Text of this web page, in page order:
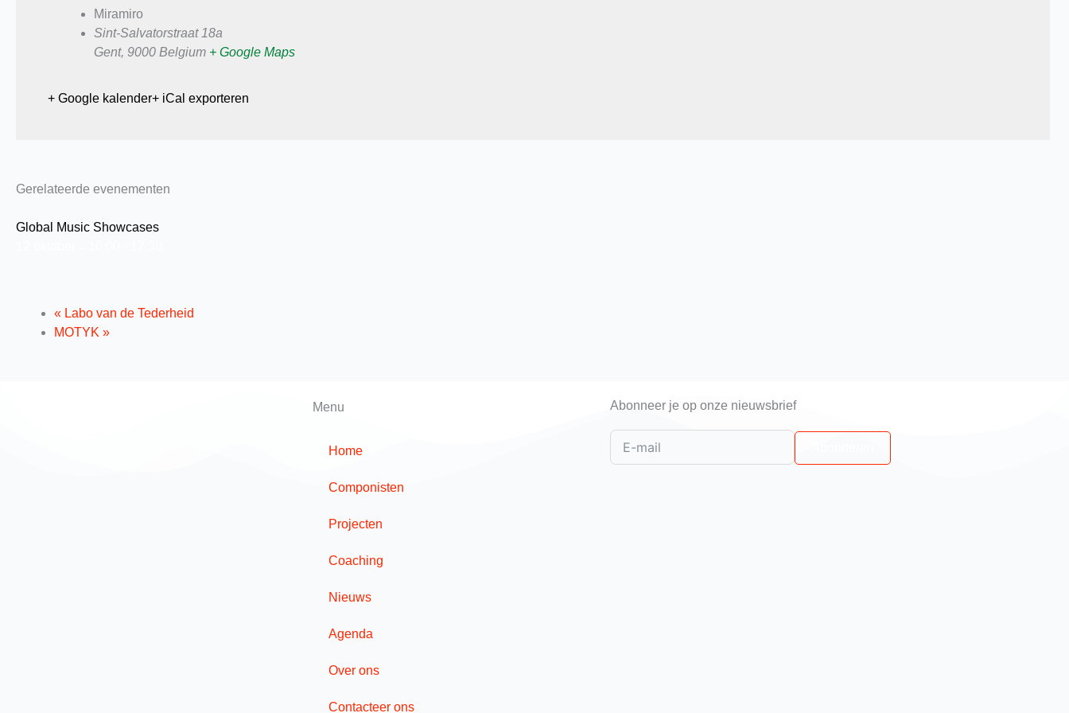
Miramiro
Sint-Salvatorstraat 18a
Gent, 9000 Belgium + Google Maps
+ Google kalender+ iCal exporteren
Gerelateerde evenementen
Global Music Showcases
« Labo van de Tederheid
MOTYK »
Menu
Home
Componisten
Projecten
Coaching
Nieuws
Agenda
Over ons
Contacteer ons
Abonneer je op onze nieuwsbrief